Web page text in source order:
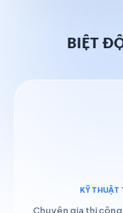
BIỆT
KỸ THUẬT
Chuyên gia thi